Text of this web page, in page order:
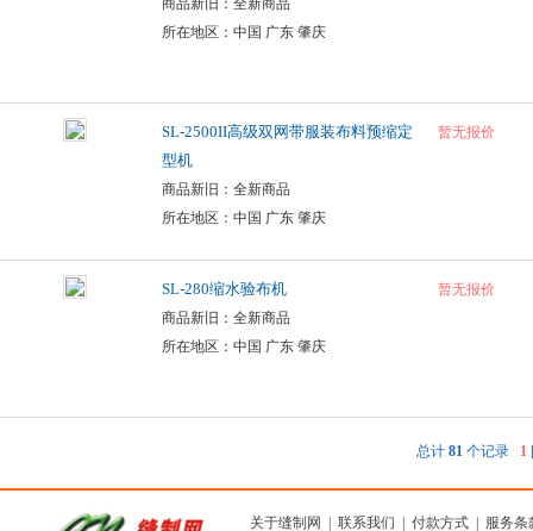
商品新旧：全新商品
所在地区：中国 广东 肇庆
SL-2500II高级双网带服装布料预缩定
型机
商品新旧：全新商品
所在地区：中国 广东 肇庆
暂无报价
SL-280缩水验布机
商品新旧：全新商品
所在地区：中国 广东 肇庆
暂无报价
总计 81 个记录 1
关于缝制网 联系我们 付款方式 服务条